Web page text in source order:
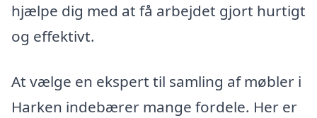
hjælpe dig med at få arbejdet gjort hurtigt
og effektivt.
At vælge en ekspert til samling af møbler i
Harken indebærer mange fordele. Her er